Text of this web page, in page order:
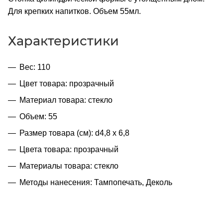
Для крепких напитков. Объем 55мл.
Характеристики
Вес: 110
Цвет товара: прозрачный
Материал товара: стекло
Объем: 55
Размер товара (см): d4,8 х 6,8
Цвета товара: прозрачный
Материалы товара: стекло
Методы нанесения: Тампопечать, Деколь